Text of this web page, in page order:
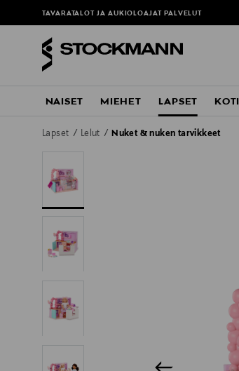
TAVARATALOT JA AUKIOLOAJAT PALVELUT
NAISET MIEHET LAPSET KOTI
Lapset Lelut Nuket & nuken tarvikkeet